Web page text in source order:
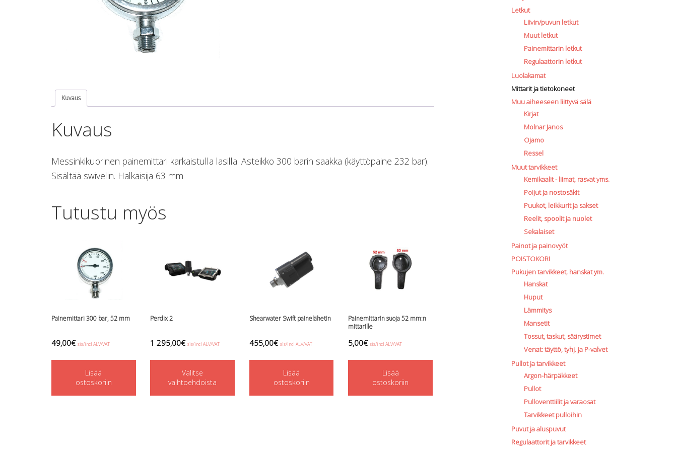
Kuvaus
Kuvaus
Messinkikuorinen painemittari karkaistulla lasilla. Asteikko 300 barin saakka (käyttöpaine 232 bar).
Sisältää swivelin. Halkaisija 63 mm
Tutustu myös
Painemittari 300 bar, 52 mm
49,00€ sis/incl ALV/VAT
Lisää
ostoskoriin
Perdix 2
1 295,00€ sis/incl ALV/VAT
Valitse
vaihtoehdoista
This
Shearwater Swift painelähetin
455,00€ sis/incl ALV/VAT
Lisää
ostoskoriin
Painemittarin suoja 52 mm:n
mittarille
5,00€ sis/incl ALV/VAT
Lisää
ostoskoriin
Letkut
Liivin/puvun letkut
Muut letkut
Painemittarin letkut
Regulaattorin letkut
Luolakamat
Mittarit ja tietokoneet
Muu aiheeseen liittyvä sälä
Kirjat
Molnar Janos
Ojamo
Ressel
Muut tarvikkeet
Kemikaalit - liimat, rasvat yms.
Poijut ja nostosäkit
Puukot, leikkurit ja sakset
Reelit, spoolit ja nuolet
Sekalaiset
Painot ja painovyöt
POISTOKORI
Pukujen tarvikkeet, hanskat ym.
Hanskat
Huput
Lämmitys
Mansetit
Tossut, taskut, säärystimet
Venat: täyttö, tyhj. ja P-valvet
Pullot ja tarvikkeet
Argon-härpäkkeet
Pullot
Pulloventtiilit ja varaosat
Tarvikkeet pulloihin
Puvut ja aluspuvut
Regulaattorit ja tarvikkeet